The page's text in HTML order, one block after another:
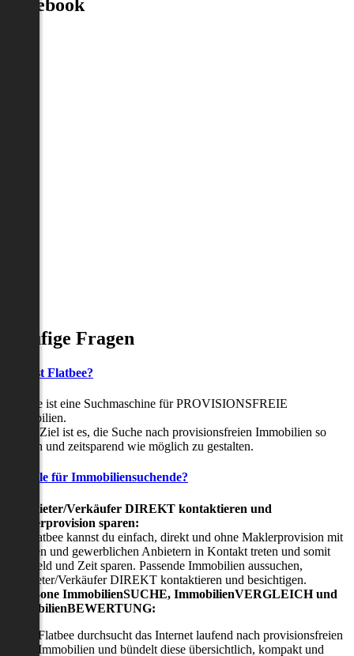
Facebook
Häufige Fragen
Was ist Flatbee?
Flatbee ist eine Suchmaschine für PROVISIONSFREIE
Immobilien.
Unser Ziel ist es, die Suche nach provisionsfreien Immobilien so
einfach und zeitsparend wie möglich zu gestalten.
Vorteile für Immobiliensuchende?
Viermieter/Verkäufer DIREKT kontaktieren und
Maklerprovision sparen:
Mit Flatbee kannst du einfach, direkt und ohne Maklerprovision mit
privaten und gewerblichen Anbietern in Kontakt treten und somit
viel Geld und Zeit sparen. Passende Immobilien aussuchen,
Vermieter/Verkäufer DIREKT kontaktieren und besichtigen.
All-in-one ImmobilienSUCHE, ImmobilienVERGLEICH und
ImmobilienBEWERTUNG:
Flatbee durchsucht das Internet laufend nach provisionsfreien
Immobilien und bündelt diese übersichtlich, kompakt und